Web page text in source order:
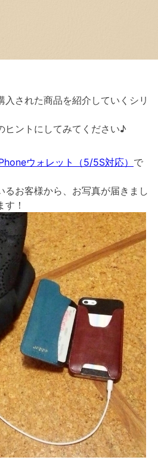
入された商品を紹介していくシリ
ヒントにしてみてください♪
ウォレット（5/5S対応） で
るお客様から、お写真が届きまし
！